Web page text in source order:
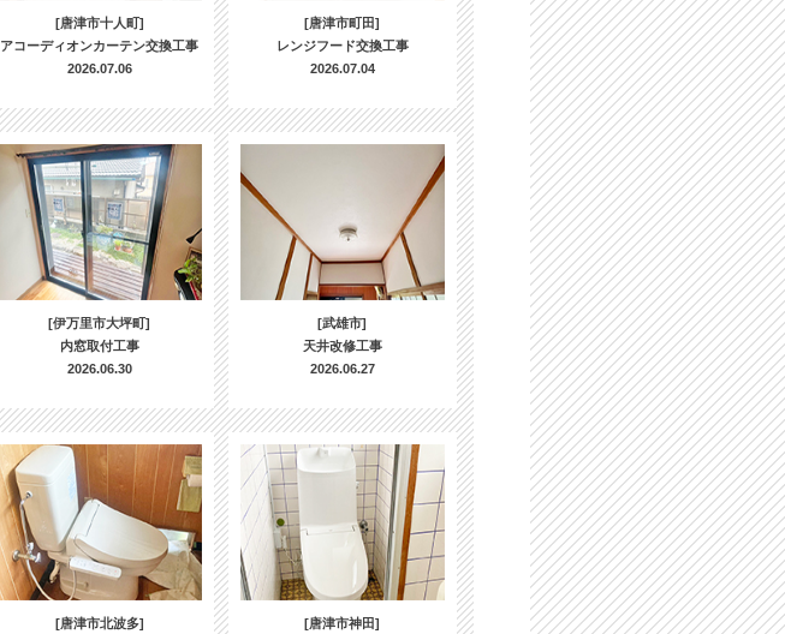
[唐津市十人町]
アコーディオンカーテン交換工事
2026.07.06
[唐津市町田]
レンジフード交換工事
2026.07.04
[伊万里市大坪町]
内窓取付工事
2026.06.30
[武雄市]
天井改修工事
2026.06.27
[唐津市北波多]
[唐津市神田]